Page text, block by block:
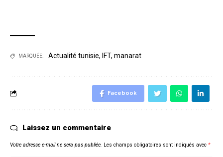
MARQUÉE: Actualité tunisie, IFT, manarat
Facebook
Laissez un commentaire
Votre adresse e-mail ne sera pas publiée. Les champs obligatoires sont indiqués avec *